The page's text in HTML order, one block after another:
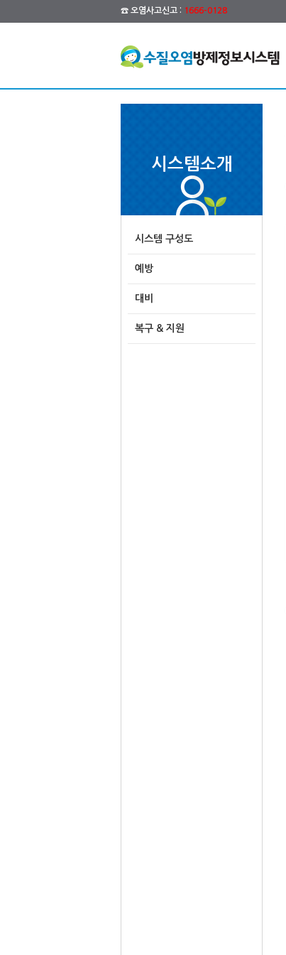
☎ 오염사고신고 : 1666-0128
시스템소개
시스템 구성도
예방
대비
복구 & 지원